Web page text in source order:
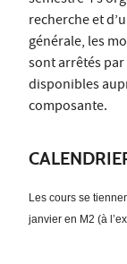
recherche et
générale, les
sont arrêtés par
disponibles
composante.
Les cours se
janvier en M2 (à